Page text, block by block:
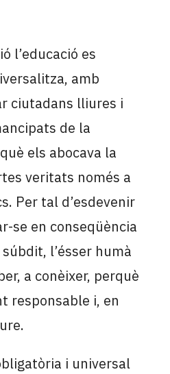
l’educació es
amb
ciutadans lliures i
de la
els abocava la
veritats només a
Per tal d’esdevenir
se en conseqüència
l’ésser humà
a conèixer, perquè
responsable i, en
i universal